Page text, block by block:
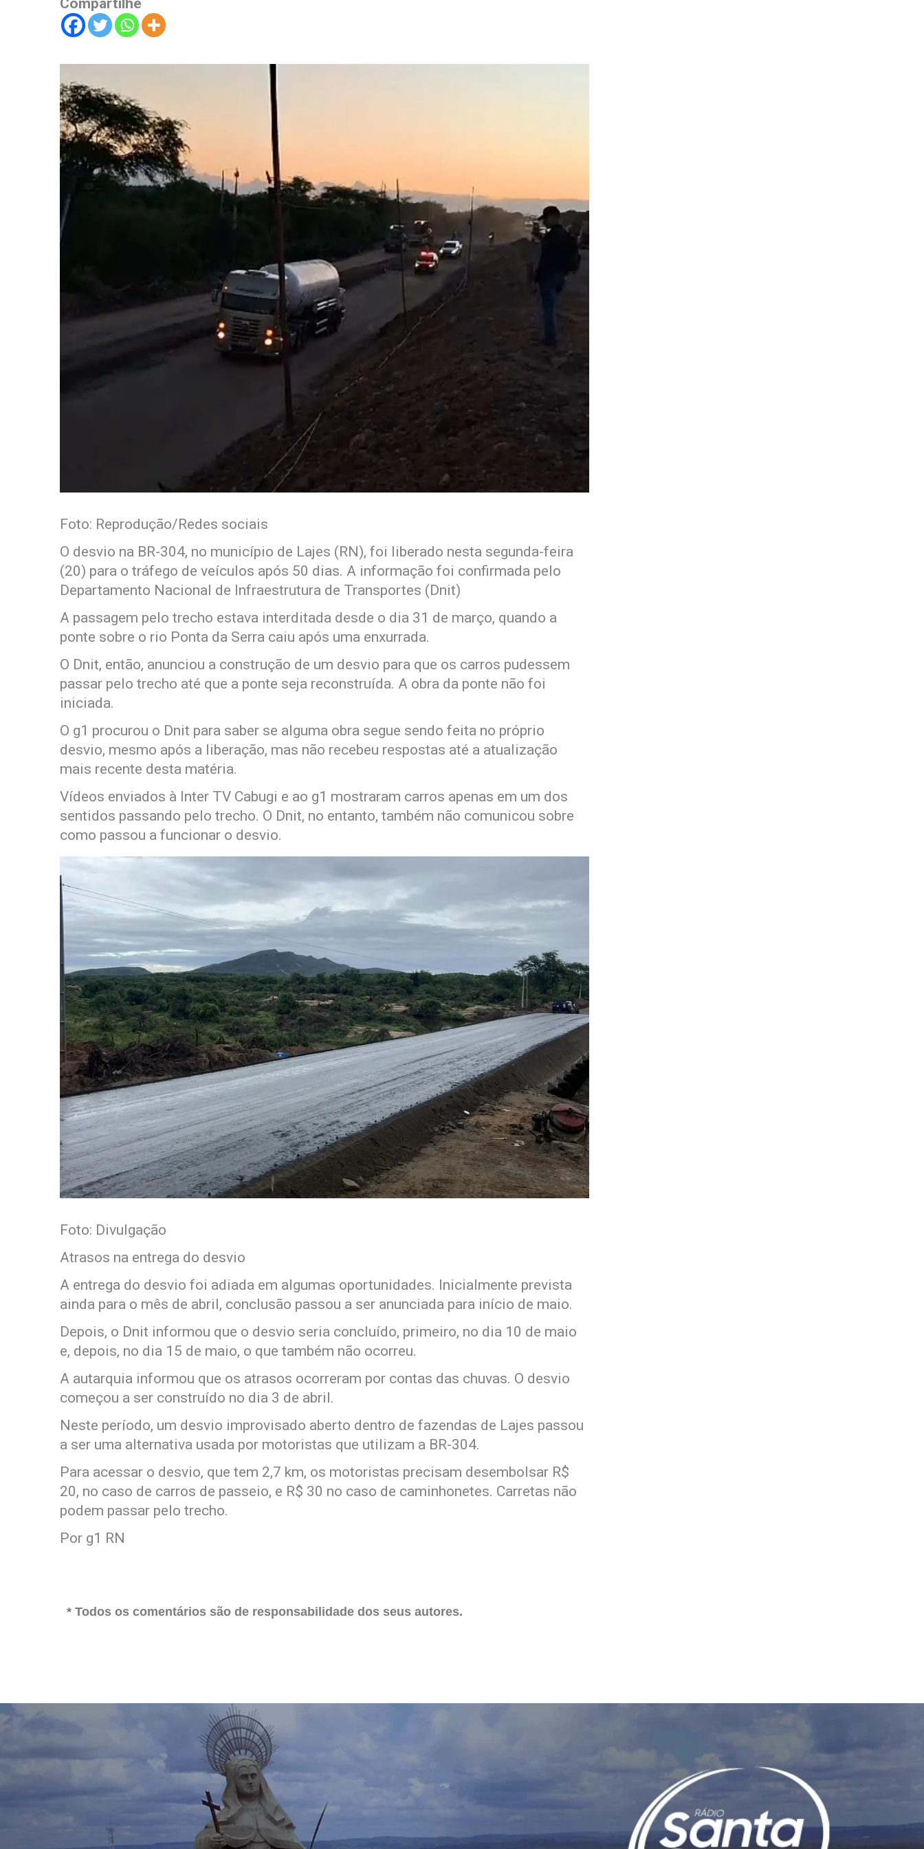
Compartilhe
Foto: Reprodução/Redes sociais
O desvio na BR-304, no município de Lajes (RN), foi liberado nesta segunda-feira
(20) para o tráfego de veículos após 50 dias. A informação foi confirmada pelo
Departamento Nacional de Infraestrutura de Transportes (Dnit)
A passagem pelo trecho estava interditada desde o dia 31 de março, quando a
ponte sobre o rio Ponta da Serra caiu após uma enxurrada.
O Dnit, então, anunciou a construção de um desvio para que os carros pudessem
passar pelo trecho até que a ponte seja reconstruída. A obra da ponte não foi
iniciada.
O g1 procurou o Dnit para saber se alguma obra segue sendo feita no próprio
desvio, mesmo após a liberação, mas não recebeu respostas até a atualização
mais recente desta matéria.
Vídeos enviados à Inter TV Cabugi e ao g1 mostraram carros apenas em um dos
sentidos passando pelo trecho. O Dnit, no entanto, também não comunicou sobre
como passou a funcionar o desvio.
Foto: Divulgação
Atrasos na entrega do desvio
A entrega do desvio foi adiada em algumas oportunidades. Inicialmente prevista
ainda para o mês de abril, conclusão passou a ser anunciada para início de maio.
Depois, o Dnit informou que o desvio seria concluído, primeiro, no dia 10 de maio
e, depois, no dia 15 de maio, o que também não ocorreu.
A autarquia informou que os atrasos ocorreram por contas das chuvas. O desvio
começou a ser construído no dia 3 de abril.
Neste período, um desvio improvisado aberto dentro de fazendas de Lajes passou
a ser uma alternativa usada por motoristas que utilizam a BR-304.
Para acessar o desvio, que tem 2,7 km, os motoristas precisam desembolsar R$
20, no caso de carros de passeio, e R$ 30 no caso de caminhonetes. Carretas não
podem passar pelo trecho.
Por g1 RN
* Todos os comentários são de responsabilidade dos seus autores.